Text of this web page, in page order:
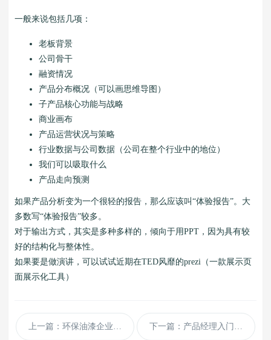
一般来说包括几项：
老板背景
公司骨干
融资情况
产品分布概况（可以画思维导图）
子产品核心功能与战略
商业画布
产品运营状况与策略
行业数据与公司数据（公司在整个行业中的地位）
我们可以吸取什么
产品走向预测
如果产品分析变为一个很轻的报告，那么应该叫“体验报告”。大
多数写“体验报告”较多。
对于输出方式，其实是多种多样的，倾向于用PPT，因为具有较
好的结构化与整体性。
如果要是做演讲，可以试试近期在TED风靡的prezi（一款展示页
面展示化工具）
上一篇：环保油漆企业通用dedecms模板 下一篇：产品经理入门攻略（二）